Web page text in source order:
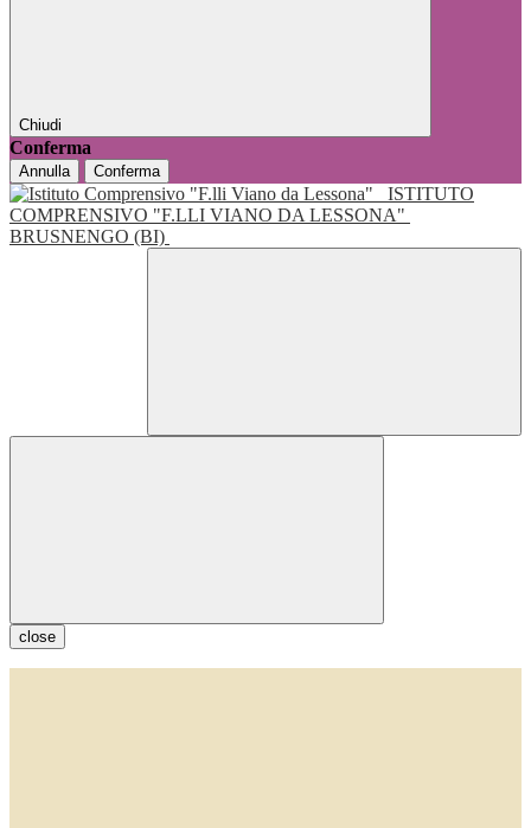
Chiudi
Conferma
Annulla Conferma
ISTITUTO
COMPRENSIVO "F.LLI VIANO DA LESSONA"
BRUSNENGO (BI)
close